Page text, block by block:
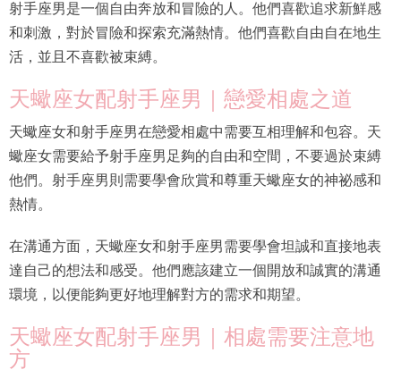
射手座男是一個自由奔放和冒險的人。他們喜歡追求新鮮感
和刺激，對於冒險和探索充滿熱情。他們喜歡自由自在地生
活，並且不喜歡被束縛。
天蠍座女配射手座男｜戀愛相處之道
天蠍座女和射手座男在戀愛相處中需要互相理解和包容。天
蠍座女需要給予射手座男足夠的自由和空間，不要過於束縛
他們。射手座男則需要學會欣賞和尊重天蠍座女的神祕感和
熱情。
在溝通方面，天蠍座女和射手座男需要學會坦誠和直接地表
達自己的想法和感受。他們應該建立一個開放和誠實的溝通
環境，以便能夠更好地理解對方的需求和期望。
天蠍座女配射手座男｜相處需要注意地
方